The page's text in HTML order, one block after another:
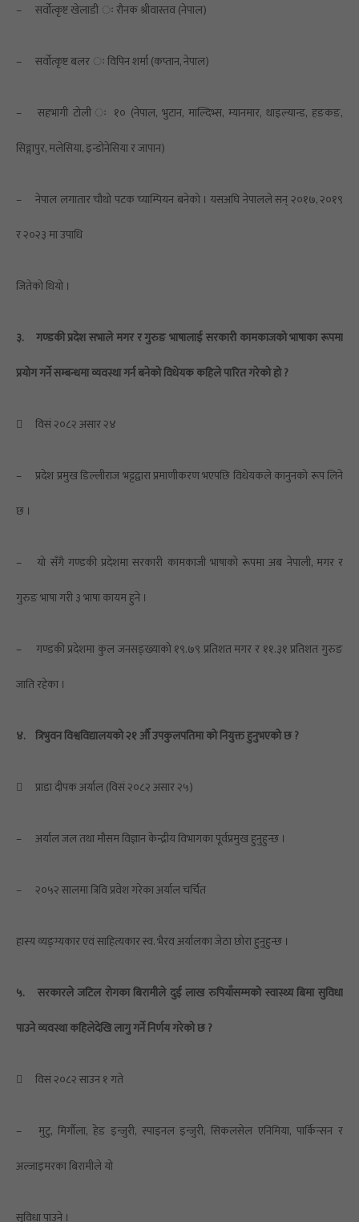
– सर्वोत्कृष्ट खेलाडी ः रौनक श्रीवास्तव (नेपाल)
– सर्वोत्कृष्ट बलर ः विपिन शर्मा (कप्तान, नेपाल)
–
सहभागी टोली ः १० (नेपाल, भुटान, माल्दिभ्स, म्यानमार, थाइल्यान्ड, हङकङ,
सिङ्गापुर, मलेसिया, इन्डोनेसिया र जापान)
–
नेपाल लगातार चौथो पटक च्याम्पियन बनेको । यसअघि नेपालले सन् २०१७, २०१९
र २०२३ मा उपाधि
जितेको थियो ।
३.
गण्डकी प्रदेश सभाले मगर र गुरुङ भाषालाई सरकारी कामकाजको भाषाका रूपमा
प्रयोग गर्ने सम्बन्धमा व्यवस्था गर्न बनेको विधेयक कहिले पारित गरेको हो ?
 विसं २०८२ असार २४
–
प्रदेश प्रमुख डिल्लीराज भट्टद्वारा प्रमाणीकरण भएपछि विधेयकले कानुनको रूप लिने
छ ।
–
यो सँगै गण्डकी प्रदेशमा सरकारी कामकाजी भाषाको रूपमा अब नेपाली, मगर र
गुरुङ भाषा गरी ३ भाषा कायम हुने ।
–
गण्डकी प्रदेशमा कुल जनसङ्ख्याको १९.७९ प्रतिशत मगर र ११.३१ प्रतिशत गुरुङ
जाति रहेका ।
४. त्रिभुवन विश्वविद्यालयको २१ औँ उपकुलपतिमा को नियुक्त हुनुभएको छ ?
 प्राडा दीपक अर्याल (विसं २०८२ असार २५)
– अर्याल जल तथा मौसम विज्ञान केन्द्रीय विभागका पूर्वप्रमुख हुनुहुन्छ ।
– २०५२ सालमा त्रिवि प्रवेश गरेका अर्याल चर्चित
हास्य व्यङ्ग्यकार एवं साहित्यकार स्व. भैरव अर्यालका जेठा छोरा हुनुहुन्छ ।
५.
सरकारले जटिल रोगका बिरामीले दुई लाख रुपियाँसम्मको स्वास्थ्य बिमा सुविधा
पाउने व्यवस्था कहिलेदेखि लागुगर्ने निर्णय गरेको छ ?
 विसं २०८२ साउन १ गते
–
मुटु, मिर्गौला, हेड इन्जुरी, स्पाइनल इन्जुरी, सिकलसेल एनिमिया, पार्किन्सन र
अल्जाइमरका बिरामीले यो
सुविधा पाउने ।